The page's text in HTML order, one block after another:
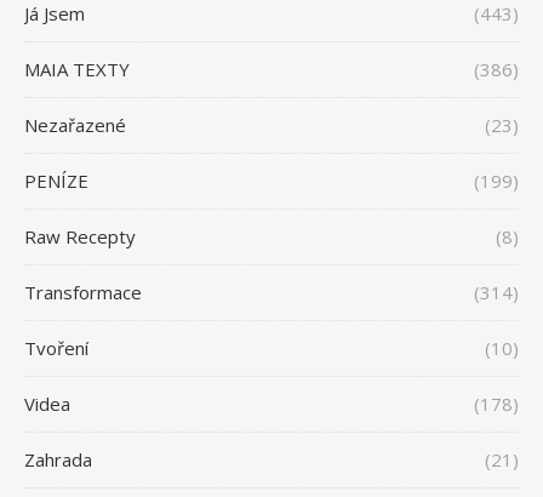
Já Jsem (443)
MAIA TEXTY (386)
Nezařazené (23)
PENÍZE (199)
Raw Recepty (8)
Transformace (314)
Tvoření (10)
Videa (178)
Zahrada (21)